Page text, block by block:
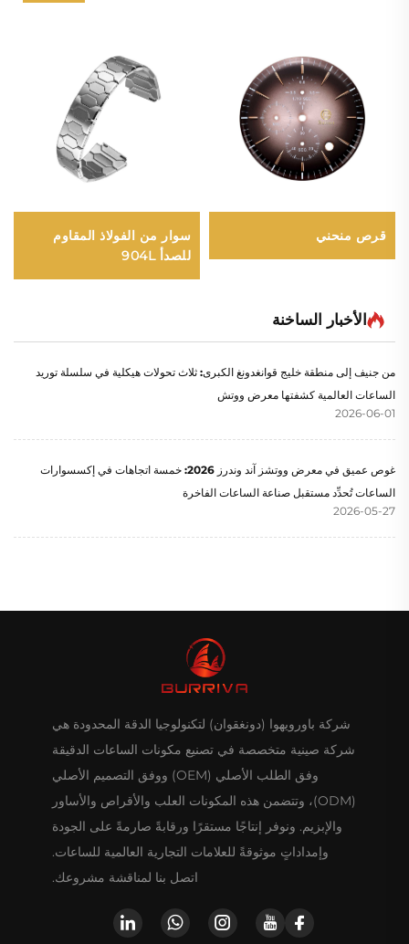
قرص منحني
سوار من الفولاذ المقاوم
للصدأ 904L
الأخبار الساخنة
من جنيف إلى منطقة خليج قوانغدونغ الكبرى: ثلاث تحولات هيكلية في سلسلة توريد
الساعات العالمية كشفتها معرض ووتش
2026-06-01
غوص عميق في معرض ووتشز آند وندرز 2026: خمسة اتجاهات في إكسسوارات
الساعات تُحدِّد مستقبل صناعة الساعات الفاخرة
2026-05-27
شركة باورويهوا (دونغقوان) لتكنولوجيا الدقة المحدودة هي
شركة صينية متخصصة في تصنيع مكونات الساعات الدقيقة
وفق الطلب الأصلي (OEM) ووفق التصميم الأصلي
(ODM)، وتتضمن هذه المكونات العلب والأقراص والأساور
والإبزيم. ونوفر إنتاجًا مستقرًا ورقابةً صارمةً على الجودة
وإمداداتٍ موثوقةً للعلامات التجارية العالمية للساعات.
اتصل بنا لمناقشة مشروعك.